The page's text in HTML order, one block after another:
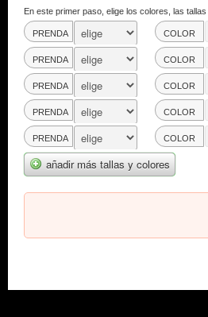
En este primer paso, elige los colores, las
PRENDA COLOR
PRENDA COLOR
PRENDA COLOR
PRENDA COLOR
PRENDA COLOR
añadir más tallas y colores